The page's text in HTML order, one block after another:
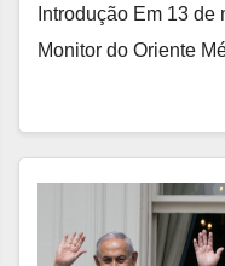
Introdução Em 13
Monitor do Oriente